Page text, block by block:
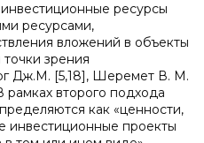
ресурсы
ресурсами,
вложений в объекты
зрения
Дж.М. [5,18], Шеремет В. М.
второго подхода
как «ценности,
инвестиционные проекты